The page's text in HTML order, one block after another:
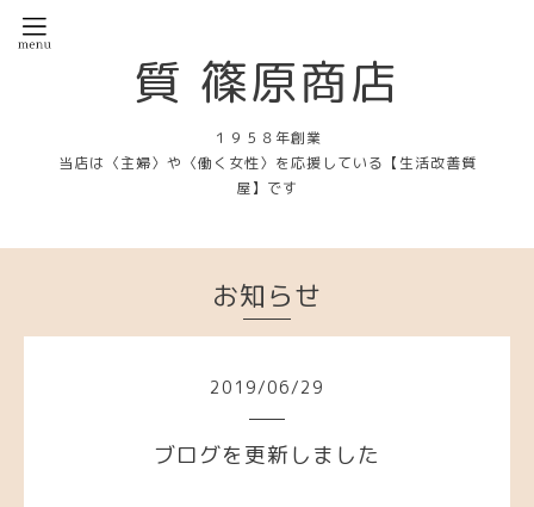
質 篠原商店
１９５８年創業
当店は〈主婦〉や〈働く女性〉を応援している【生活改善質
屋】です
お知らせ
2019/06/29
ブログを更新しました